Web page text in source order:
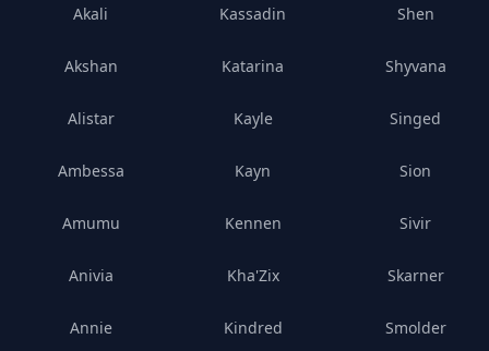
Akali
Akshan
Alistar
Ambessa
Amumu
Anivia
Annie
Kassadin
Katarina
Kayle
Kayn
Kennen
Kha'Zix
Kindred
Shen
Shyvana
Singed
Sion
Sivir
Skarner
Smolder